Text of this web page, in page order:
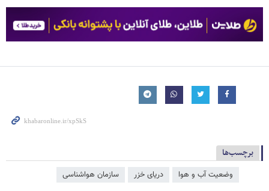
برچسب‌ها
وضعیت آب و هوا دریای خزر سازمان هواشناسی